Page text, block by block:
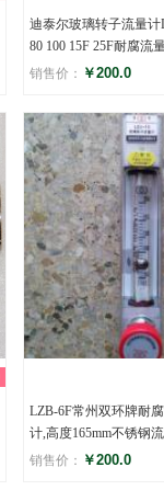
迪泰尔玻璃转子流量计
80 100 15F 25F耐腐流
销售价： ￥200.0
评分
(0)
LZB-6F常州双环牌耐
计,高度165mm不锈钢
销售价： ￥200.0